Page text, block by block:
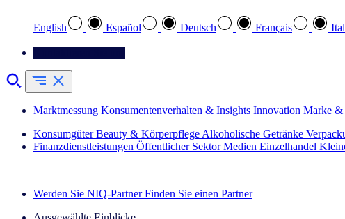
English Español Deutsch Français
Marktmessung Konsumentenverhalten & Insights Innovation Marke &
Konsumgüter Beauty & Körperpflege Alkoholische Getränke
Finanzdienstleistungen Öffentlicher Sektor Medien Einzelhandel
Werden Sie NIQ-Partner Finden Sie einen Partner